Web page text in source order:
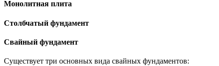
Монолитная плита
Столбчатый фундамент
Свайный фундамент
Существует три основных вида свайных фундаментов: